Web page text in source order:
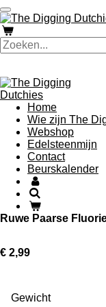
Ga
direct
naar
de
Home
Wie zijn The
Webshop
Edelsteenmijn
Contact
Beurskalender
Ruwe Paarse
€ 2,99
Gewicht